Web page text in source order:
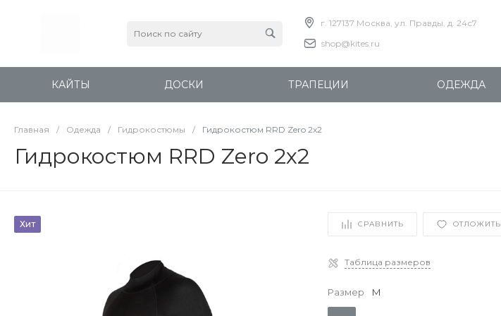
г. 127137 Москва, ул. Правды, д. 24с7
shop@kites.ru
КАЙТЫ ДОСКИ ТРАПЕЦИИ ОДЕЖДА
Главная / Одежда / Гидрокостюмы / Гидрокостюм RRD Zero 2x2
Гидрокостюм RRD Zero 2x2
Хит СРАВНИТЬ ОТЛОЖИТЬ
Таблица размеров
Размер M